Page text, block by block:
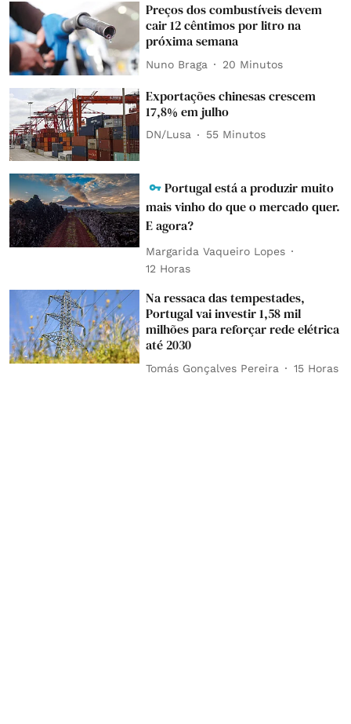
Preços dos combustíveis devem
cair 12 cêntimos por litro na
próxima semana
Nuno Braga 20 Minutos
Exportações chinesas crescem
17,8% em julho
DN/Lusa 55 Minutos
Portugal está a produzir muito
mais vinho do que o mercado quer.
E agora?
Margarida Vaqueiro Lopes
12 Horas
Na ressaca das tempestades,
Portugal vai investir 1,58 mil
milhões para reforçar rede elétrica
até 2030
Tomás Gonçalves Pereira 15 Horas